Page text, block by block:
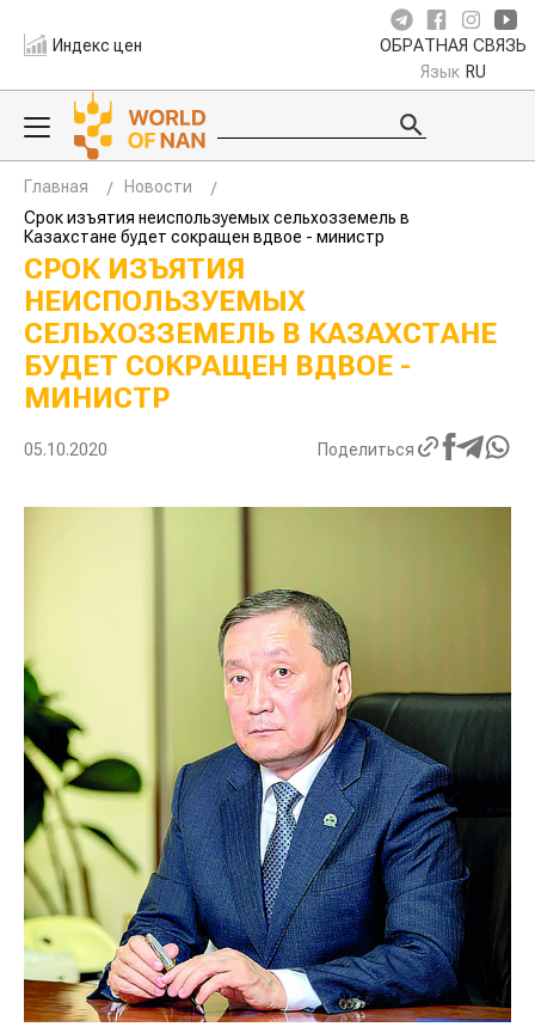
Индекс цен ОБРАТНАЯ СВЯЗЬ
Язык RU
Главная
Новости
Срок изъятия неиспользуемых сельхозземель в
Казахстане будет сокращен вдвое - министр
СРОК ИЗЪЯТИЯ
НЕИСПОЛЬЗУЕМЫХ
СЕЛЬХОЗЗЕМЕЛЬ В КАЗАХСТАНЕ
БУДЕТ СОКРАЩЕН ВДВОЕ -
МИНИСТР
05.10.2020 Поделиться